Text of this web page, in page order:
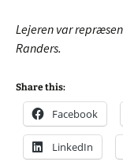
Lejeren var
Randers.
Share this:
Facebook
LinkedIn